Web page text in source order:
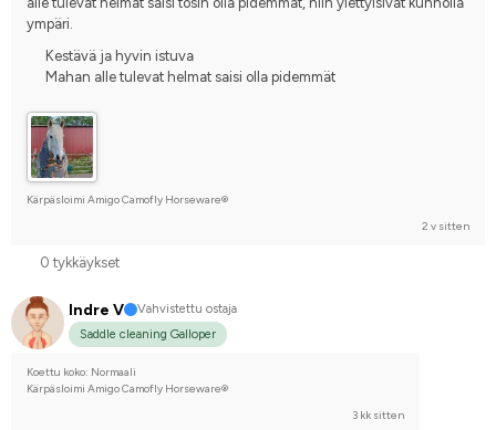
ympäri.
Kestävä ja hyvin istuva
Mahan alle tulevat helmat saisi olla pidemmät
Kärpäsloimi Amigo Camofly Horseware®
2 v sitten
0 tykkäykset
Indre V
Vahvistettu ostaja
Saddle cleaning Galloper
Koettu koko: Normaali
Kärpäsloimi Amigo Camofly Horseware®
3 kk sitten